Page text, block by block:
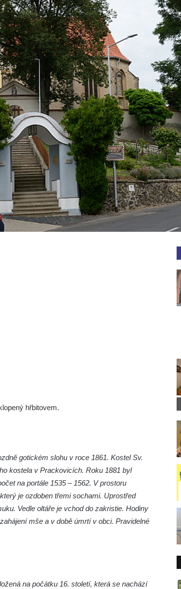
hřbitovem.
gotickém slohu v roce 1861. Kostel Sv.
kostela v Prackovicích. Roku 1881 byl
na portále 1535 – 1562. V prostoru
je ozdoben třemi sochami. Uprostřed
Vedle oltáře je vchod do zakristie. Hodiny
mše a v době úmrtí v obci. Pravidelné
na počátku 16. století, která se nachází